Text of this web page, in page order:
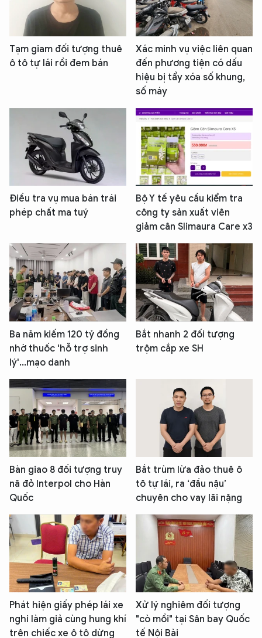
Tạm giam đối tượng thuê
ô tô tự lái rồi đem bán
Xác minh vụ việc liên quan
đến phương tiện có dấu
hiệu bị tẩy xóa số khung,
số máy
Điều tra vụ mua bán trái
phép chất ma tuý
Bộ Y tế yêu cầu kiểm tra
công ty sản xuất viên
giảm cân Slimaura Care x3
Ba năm kiếm 120 tỷ đồng
nhờ thuốc 'hỗ trợ sinh
lý'...mạo danh
Bắt nhanh 2 đối tượng
trộm cắp xe SH
Bàn giao 8 đối tượng truy
nã đỏ Interpol cho Hàn
Quốc
Bắt trùm lừa đảo thuê ô
tô tự lái, ra ‘đầu nậu’
chuyên cho vay lãi nặng
Phát hiện giấy phép lái xe
nghi làm giả cùng hung khí
trên chiếc xe ô tô dừng
Xử lý nghiêm đối tượng
"cò mồi" tại Sân bay Quốc
tế Nội Bài